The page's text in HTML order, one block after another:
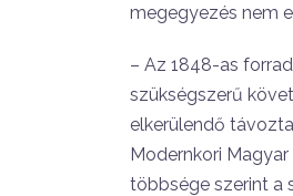
megegyezés nem
– Az 1848-as
szükségszerű
elkerülendő
Modernkori
többsége szerint a